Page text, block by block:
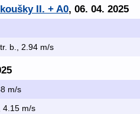
II. + A0, 06. 04. 2025
b., 2.94 m/s
m/s
4.15 m/s